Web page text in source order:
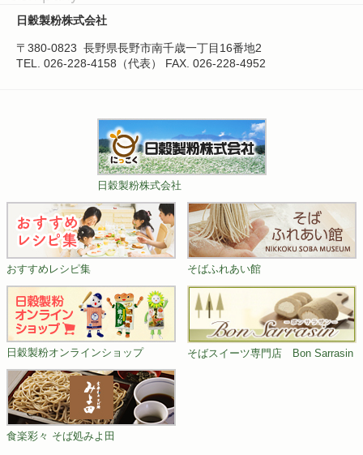
日穀製粉株式会社
〒380-0823 長野県長野市南千歳一丁目16番地2
TEL. 026-228-4158（代表）
FAX. 026-228-4952
日穀製粉株式会社
おすすめレシピ集 そばふれあい館
日穀製粉オンラインショップ そばスイーツ専門店 Bon Sarrasin
食楽彩々 そば処みよ田